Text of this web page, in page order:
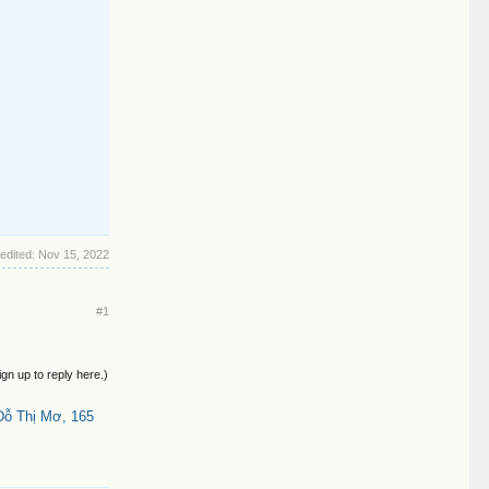
Nov 15, 2022
#1
up to reply here.)
Thị Mơ, 165